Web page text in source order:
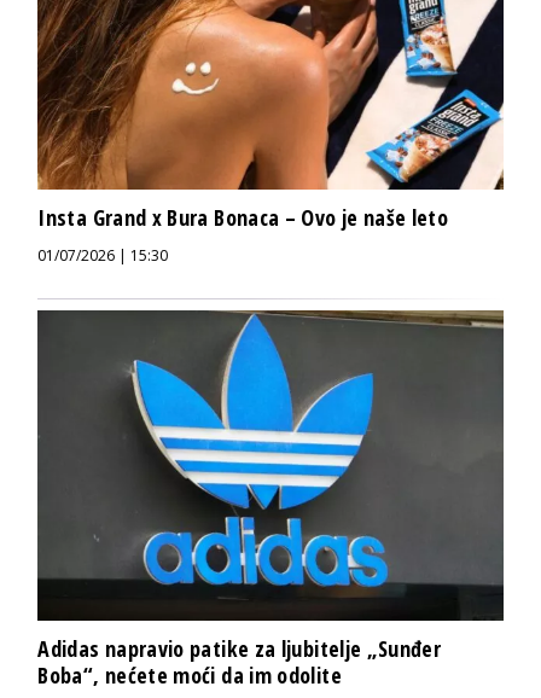
Insta Grand x Bura Bonaca – Ovo je naše leto
01/07/2026 | 15:30
Adidas napravio patike za ljubitelje „Sunđer
Boba“, nećete moći da im odolite